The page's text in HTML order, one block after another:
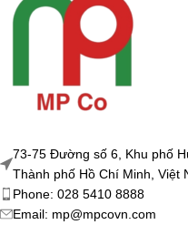
73-75 Đường số 6, Khu phố
Thành phố Hồ Chí Minh, Việt
Phone: 028 5410 8888
Email: mp@mpcovn.com